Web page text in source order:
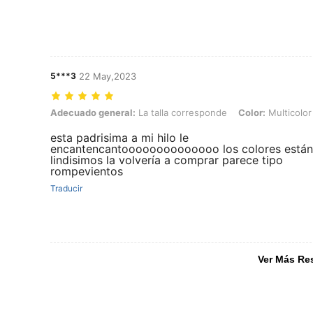
5***3 22 May,2023
Adecuado general: La talla corresponde, Color: Multicolor, Talla:
Adecuado general: La talla corresponde Color: Multicolor
esta padrisima a mi hilo le
encantencantoooooooooooooo los colores están
lindisimos la volvería a comprar parece tipo
rompevientos
Traducir
Ver Más